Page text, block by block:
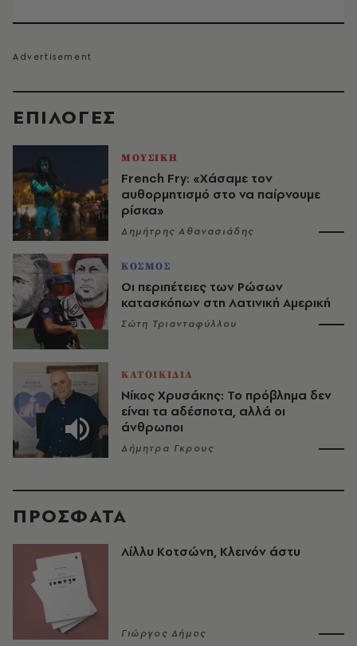
EΠΙΛΟΓΈΣ
ΜΟΥΣΙΚΗ
French Fry: «Χάσαμε τον
αυθορμητισμό στο να παίρνουμε
ρίσκα»
Δημήτρης Αθανασιάδης
ΚΟΣΜΟΣ
Οι περιπέτειες των Ρώσων
κατασκόπων στη Λατινική Αμερική
Σώτη Τριανταφύλλου
ΚΑΤΟΙΚΙΔΙΑ
Νίκος Χρυσάκης: Το πρόβλημα δεν
είναι τα αδέσποτα, αλλά οι
άνθρωποι
Δήμητρα Γκρους
ΠΡΟΣΦΑΤΑ
Λίλλυ Κοτσώνη, Κλεινόν άστυ
Γιώργος Δήμος